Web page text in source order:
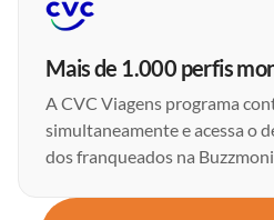
Mais de 1.000 perfis
A CVC Viagens programa
simultaneamente e acessa o
dos franqueados na